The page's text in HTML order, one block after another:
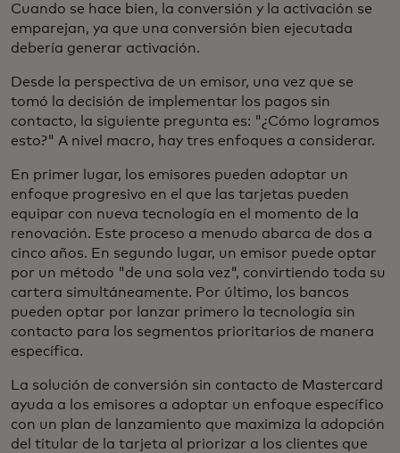
Cuando se hace bien, la conversión y la activación se
emparejan, ya que una conversión bien ejecutada
debería generar activación.
Desde la perspectiva de un emisor, una vez que se
tomó la decisión de implementar los pagos sin
contacto, la siguiente pregunta es: "¿Cómo logramos
esto?" A nivel macro, hay tres enfoques a considerar.
En primer lugar, los emisores pueden adoptar un
enfoque progresivo en el que las tarjetas pueden
equipar con nueva tecnología en el momento de la
renovación. Este proceso a menudo abarca de dos a
cinco años. En segundo lugar, un emisor puede optar
por un método "de una sola vez", convirtiendo toda su
cartera simultáneamente. Por último, los bancos
pueden optar por lanzar primero la tecnología sin
contacto para los segmentos prioritarios de manera
específica.
La solución de conversión sin contacto de Mastercard
ayuda a los emisores a adoptar un enfoque específico
con un plan de lanzamiento que maximiza la adopción
del titular de la tarjeta al priorizar a los clientes que